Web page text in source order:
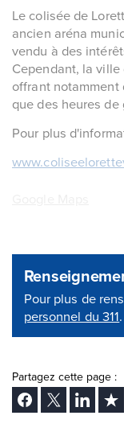
Le colisée de
ancien aréna
vendu à des
Cependant, la
offrant
que des heures
Pour plus
Pour plus de
personnel du 311.
Partagez cette page :
Facebook
Twitter LinkedIn